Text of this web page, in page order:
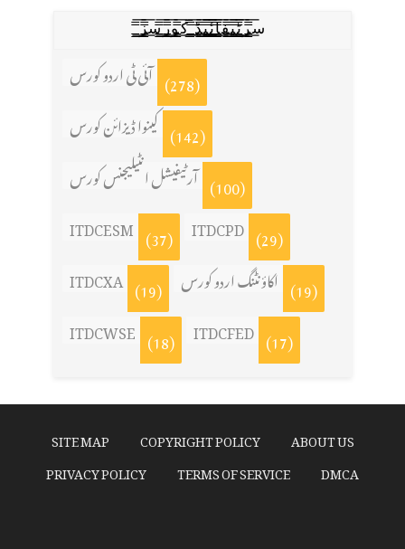
س̳̿͟͞ر̳̿͟͞ٹ̳̿͟͞ی̳̿͟͞ف̳̿͟͞ا̳̿͟͞ي̳̳̿ٔ̿͟͟͞͞ی̳̿͟͞ڈ̳̿͟͞ ̳̿͟͞ک̳̿͟͞و̳̿͟͞ر̳̿͟͞س̳̿͟͞ز̳̿͟͞
آئی ٹی اردو کورس (278)
کینوا ڈیزائن کورس (142)
آرٹیفیشل انٹیلیجنس کورس (100)
ITDCESM (37) ITDCPD (29)
ITDCXA (19) اکاؤنٹنگ اردو کورس (19)
ITDCWSE (18) ITDCFED (17)
ABOUT US
COPYRIGHT POLICY
SITE MAP
DMCA
TERMS OF SERVICE
PRIVACY POLICY